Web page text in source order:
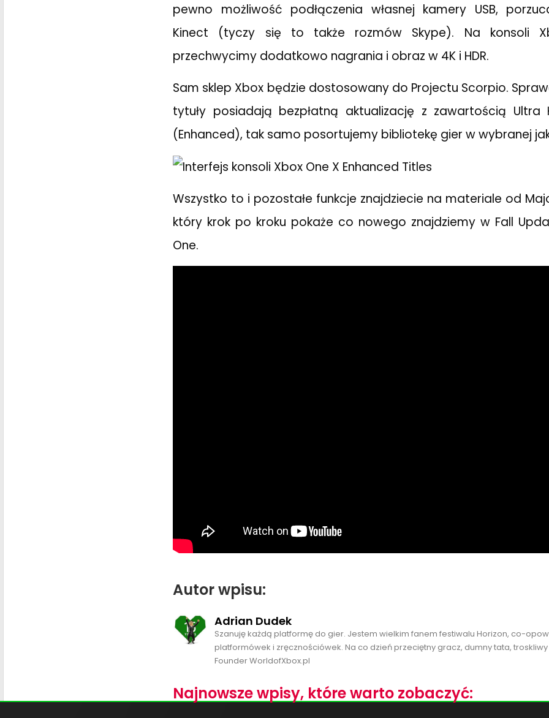
pewno możliwość podłączenia własnej kamery USB,
Kinect (tyczy się to także rozmów Skype). Na konsoli
przechwycimy dodatkowo nagrania i obraz w 4K i HDR.
Sam sklep Xbox będzie dostosowany do Projectu Scorpio.
tytuły posiadają bezpłatną aktualizację z zawartością Ultra
(Enhanced), tak samo posortujemy bibliotekę gier w wybranej
Wszystko to i pozostałe funkcje znajdziecie na materiale od
który krok po kroku pokaże co nowego znajdziemy w Fall
One.
Autor wpisu:
Adrian Dudek
Szanuję każdą platformę do gier. Jestem wielkim fanem festiwalu Horizon, co-
platformówek i zręcznościówek. Na co dzień przeciętny gracz, dumny tata,
Founder WorldofXbox.pl
Najnowsze wpisy, które warto zobaczyć: